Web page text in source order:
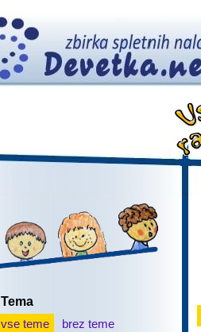
Tema
vse teme
brez teme